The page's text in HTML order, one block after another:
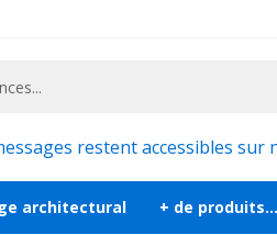
stand exposition, scène,
restent accessibles
architectural + de produits...